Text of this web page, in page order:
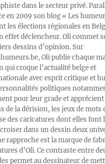
dans le secteur privé.
en 2009 son blog « Les
les élections régionales en
effet déclencheur. Oli commet
dessins d’opinion. Sur
Oli publie chaque
qui croque l’actualité belge et
avec esprit critique et
politiques
pour leur grade et
de la dérision, les jeux de mots
des caricatures dont elles font
dans un dessin deux
rapproche est la marque de
d’Oli. Ce contraste entre
permet au dessinateur de